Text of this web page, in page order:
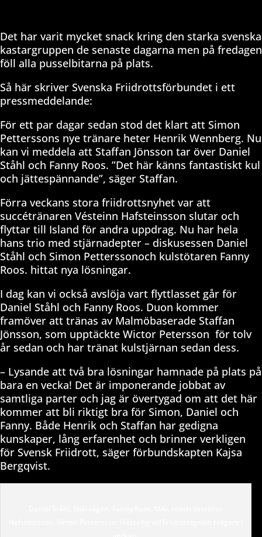
Det har varit mycket snack kring den starka svenska
kastargruppen de senaste dagarna men på fredagen
föll alla pusselbitarna på plats.
Så här skriver Svenska Friidrottsförbundet i ett
pressmeddelande:
För ett par dagar sedan stod det klart att Simon
Petterssons nye tränare heter Henrik Wennberg. Nu
kan vi meddela att Staffan Jönsson tar över Daniel
Ståhl och Fanny Roos. ”Det här känns fantastiskt kul
och jättespännande”, säger Staffan.
Förra veckans stora friidrottsnyhet var att
succétränaren Vésteinn Hafsteinsson slutar och
flyttar till Island för andra uppdrag. Nu har hela
hans trio med stjärnadepter – diskusessen Daniel
Ståhl och Simon Petterssonoch kulstötaren Fanny
Roos. hittat nya lösningar.
I dag kan vi också avslöja vart flyttlasset går för
Daniel Ståhl och Fanny Roos. Duon kommer
framöver att tränas av Malmöbaserade Staffan
Jönsson, som upptäckte Wictor Petersson för tolv
år sedan och har tränat kulstjärnan sedan dess.
– Lysande att två bra lösningar hamnade på plats på
bara en vecka! Det är imponerande jobbat av
samtliga parter och jag är övertygad om att det här
kommer att bli riktigt bra för Simon, Daniel och
Fanny. Både Henrik och Staffan har gedigna
kunskaper, lång erfarenhet och brinner verkligen
för Svensk Friidrott, säger förbundskapten Kajsa
Bergqvist.